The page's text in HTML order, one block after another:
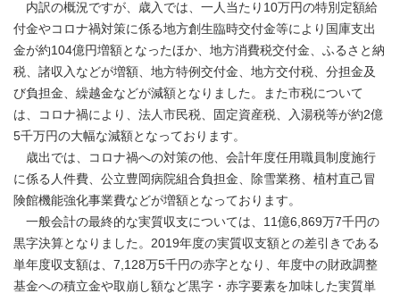
内訳の概況ですが、歳入では、一人当たり10万円の特別定額給
付金やコロナ禍対策に係る地方創生臨時交付金等により国庫支出
金が約104億円増額となったほか、地方消費税交付金、ふるさと納
税、諸収入などが増額、地方特例交付金、地方交付税、分担金及
び負担金、繰越金などが減額となりました。また市税について
は、コロナ禍により、法人市民税、固定資産税、入湯税等が約2億
5千万円の大幅な減額となっております。
歳出では、コロナ禍への対策の他、会計年度任用職員制度施行
に係る人件費、公立豊岡病院組合負担金、除雪業務、植村直己冒
険館機能強化事業費などが増額となっております。
一般会計の最終的な実質収支については、11億6,869万7千円の
黒字決算となりました。2019年度の実質収支額との差引きである
単年度収支額は、7,128万5千円の赤字となり、年度中の財政調整
基金への積立金や取崩し額など黒字・赤字要素を加味した実質単